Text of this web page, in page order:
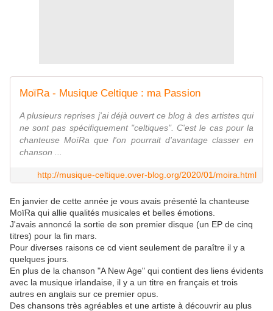
MoïRa - Musique Celtique : ma Passion
A plusieurs reprises j'ai déjà ouvert ce blog à des artistes qui
ne sont pas spécifiquement "celtiques". C'est le cas pour la
chanteuse MoïRa que l'on pourrait d'avantage classer en
chanson ...
http://musique-celtique.over-blog.org/2020/01/moira.html
En janvier de cette année je vous avais présenté la chanteuse
MoïRa qui allie qualités musicales et belles émotions.
J'avais annoncé la sortie de son premier disque (un EP de cinq
titres) pour la fin mars.
Pour diverses raisons ce cd vient seulement de paraître il y a
quelques jours.
En plus de la chanson "A New Age" qui contient des liens évidents
avec la musique irlandaise, il y a un titre en français et trois
autres en anglais sur ce premier opus.
Des chansons très agréables et une artiste à découvrir au plus